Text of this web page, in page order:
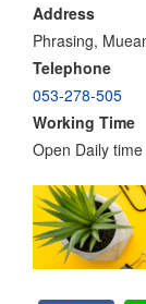
Address
Phrasing,
Telephone
053-278-505
Working Time
Open Daily